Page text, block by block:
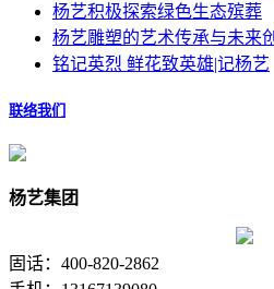
杨艺积极探索绿色生态殡葬
杨艺雕塑的艺术传承与未来创
铭记英烈 鲜花致英雄|记杨艺
联络我们
杨艺集团
固话：400-820-2862